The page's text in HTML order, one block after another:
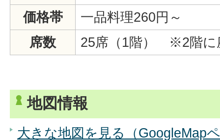
価格帯
一品料理260円～
席数
25席（1階） ※2階に
地図情報
大きな地図を見る（GoogleMap